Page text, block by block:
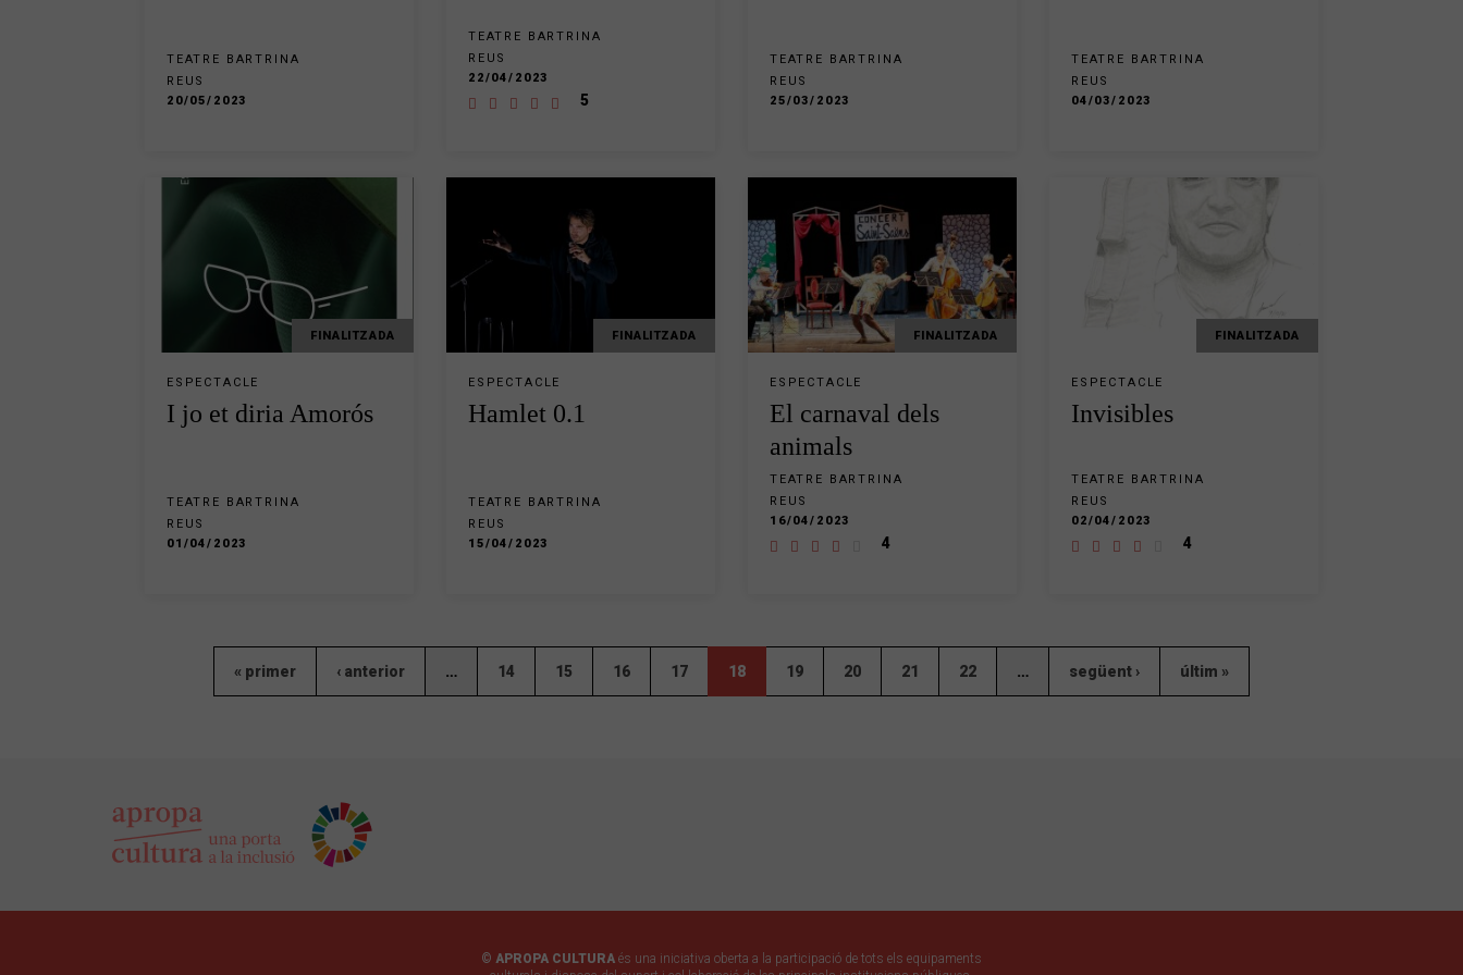
TEATRE BARTRINA
REUS
20/05/2023
TEATRE BARTRINA
REUS
22/04/2023
5
TEATRE BARTRINA
REUS
25/03/2023
TEATRE BARTRINA
REUS
04/03/2023
FINALITZADA
ESPECTACLE
I jo et diria Amorós
TEATRE BARTRINA
REUS
01/04/2023
FINALITZADA
ESPECTACLE
Hamlet 0.1
TEATRE BARTRINA
REUS
15/04/2023
FINALITZADA
ESPECTACLE
El carnaval dels
animals
TEATRE BARTRINA
REUS
16/04/2023
4
FINALITZADA
ESPECTACLE
Invisibles
TEATRE BARTRINA
REUS
02/04/2023
4
« primer ‹ anterior … 14 15 16 17 18 19 20 21 22 … següent › últim »
© APROPA CULTURA és una iniciativa oberta a la participació de tots els equipaments